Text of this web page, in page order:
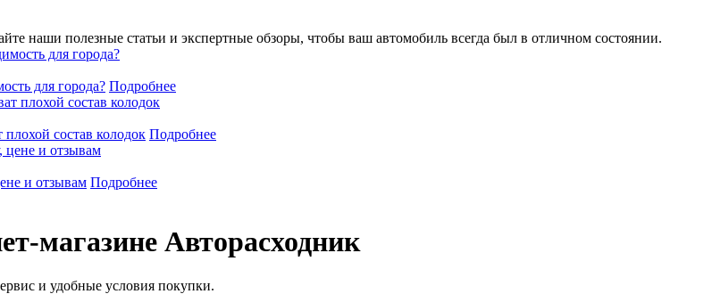
наши полезные статьи и экспертные обзоры, чтобы ваш автомобиль всегда был в отличном состоянии.
для города? Подробнее
состав колодок Подробнее
и отзывам Подробнее
магазине Авторасходник
и удобные условия покупки.